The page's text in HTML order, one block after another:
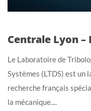
Centrale Lyon –
Le Laboratoire de
Systèmes (LTDS) est un
recherche français
la mécanique....